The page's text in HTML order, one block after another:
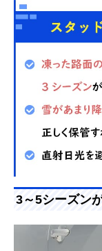
3～5シーズン